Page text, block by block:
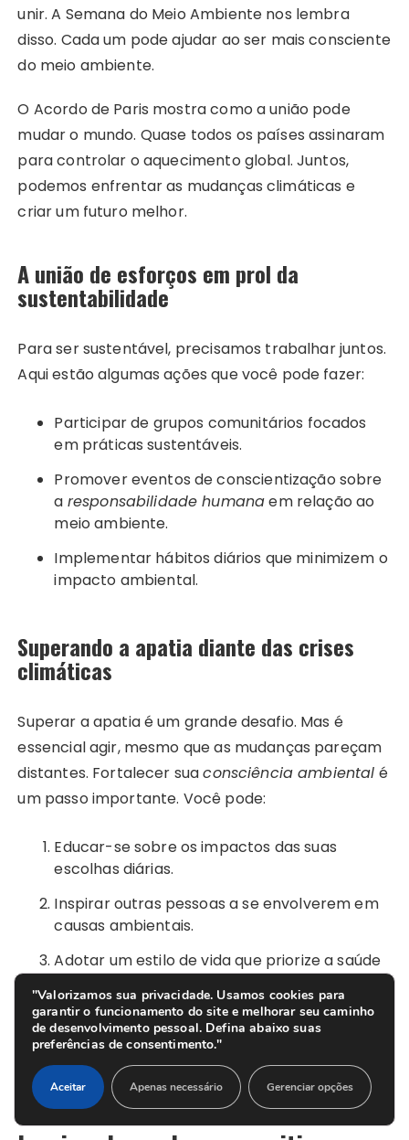
unir. A Semana do Meio Ambiente nos lembra
disso. Cada um pode ajudar ao ser mais consciente
do meio ambiente.
O Acordo de Paris mostra como a união pode
mudar o mundo. Quase todos os países assinaram
para controlar o aquecimento global. Juntos,
podemos enfrentar as mudanças climáticas e
criar um futuro melhor.
A união de esforços em prol da
sustentabilidade
Para ser sustentável, precisamos trabalhar juntos.
Aqui estão algumas ações que você pode fazer:
Participar de grupos comunitários focados
em práticas sustentáveis.
Promover eventos de conscientização sobre
a responsabilidade humanaem relação ao
meio ambiente.
Implementar hábitos diários que minimizem o
impacto ambiental.
Superando a apatia diante das crises
climáticas
Superar a apatia é um grande desafio. Mas é
essencial agir, mesmo que as mudanças pareçam
distantes. Fortalecer suaconsciência ambiental é
um passo importante. Você pode:
Educar-se sobre os impactos das suas
escolhas diárias.
Inspirar outras pessoas a se envolverem em
causas ambientais.
Adotar um estilo de vida que priorize a saúde
Se tornar um agente ativo ajuda a criar um futuro
melhor. Juntos, podemos fazer do mundo um lugar
mais resiliente e sustentável.
"Valorizamos sua privacidade. Usamos cookies para
garantir o funcionamento do site e melhorar seu caminho
de desenvolvimento pessoal. Defina abaixo suas
preferências de consentimento."
Aceitar Apenas necessário Gerenciar opções